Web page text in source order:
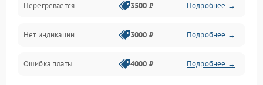
Перегревается 3500 ₽ Подробнее →
Нет индикации 3000 ₽ Подробнее →
Ошибка платы 4000 ₽ Подробнее →